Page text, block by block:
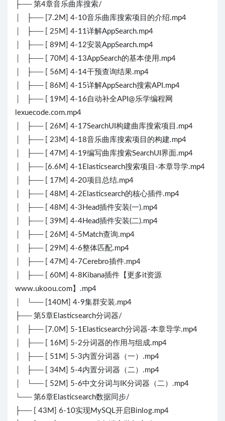
├── 第4章音乐曲库搜索/
│ ├── [7.2M] 4-10音乐曲库搜索项目的介绍.mp4
│ ├── [ 25M] 4-11详解AppSearch.mp4
│ ├── [ 89M] 4-12安装AppSearch.mp4
│ ├── [ 70M] 4-13AppSearch的基本使用.mp4
│ ├── [ 56M] 4-14干预查询结果.mp4
│ ├── [ 86M] 4-15详解AppSearch搜索API.mp4
│ ├── [ 19M] 4-16自动补全API@乐学编程网
lexuecode.com.mp4
│ ├── [ 26M] 4-17SearchUI构建曲库搜索项目.mp4
│ ├── [ 23M] 4-18音乐曲库搜索项目的构建.mp4
│ ├── [ 47M] 4-19编写曲库搜索SearchUI界面.mp4
│ ├── [6.6M] 4-1Elasticsearch搜索项目-本章导学.mp4
│ ├── [ 17M] 4-20项目总结.mp4
│ ├── [ 48M] 4-2Elasticsearch的核心插件.mp4
│ ├── [ 48M] 4-3Head插件安装(一).mp4
│ ├── [ 39M] 4-4Head插件安装(二).mp4
│ ├── [ 26M] 4-5Match查询.mp4
│ ├── [ 29M] 4-6整体匹配.mp4
│ ├── [ 47M] 4-7Cerebro插件.mp4
│ ├── [ 60M] 4-8Kibana插件【更多it资源
www.ukoou.com】.mp4
│ └── [140M] 4-9集群安装.mp4
├── 第5章Elasticsearch分词器/
│ ├── [7.0M] 5-1Elasticsearch分词器-本章导学.mp4
│ ├── [ 16M] 5-2分词器的作用与组成.mp4
│ ├── [ 51M] 5-3内置分词器（一）.mp4
│ ├── [ 34M] 5-4内置分词器（二）.mp4
│ └── [ 52M] 5-6中文分词与IK分词器（二）.mp4
└── 第6章Elasticsearch数据同步/
├── [ 43M] 6-10实现MySQL开启Binlog.mp4